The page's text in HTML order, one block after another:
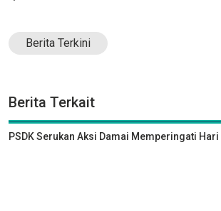
Berita Terkini
Berita Terkait
PSDK Serukan Aksi Damai Memperingati